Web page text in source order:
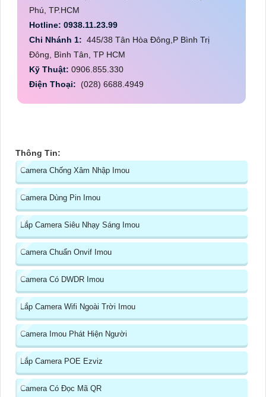
Phú, TP.HCM
Hotline: 0938.11.23.99
Chi Nhánh 1: 445/38 Tân Hòa Đông,P Bình Trị
Đông, Bình Tân, TP HCM
Kỹ Thuật: 0906.855.330
Điện Thoại:
(028) 6688.4949
Thông Tin:
Camera Chống Xâm Nhập Imou
Camera Dùng Pin Imou
Lắp Camera Siêu Nhạy Sáng Imou
Camera Chuẩn Onvif Imou
Camera Có DWDR Imou
Lắp Camera Wifi Ngoài Trời Imou
Camera Imou Phát Hiện Người
Lắp Camera POE Ezviz
Camera Có Đọc Mã QR